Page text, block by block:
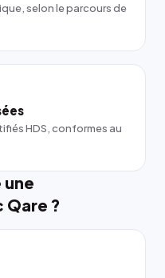
selon le parcours de
HDS, conformes au
?